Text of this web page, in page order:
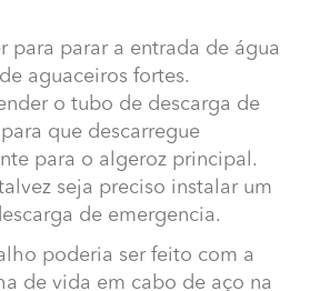
de descarga para
no telhado norte, uma trapeira,
descarrega para uma caleira que
Com aguaceiros fortes, a água
a área de habitação, pelas
à portuguesa. O telhado em si
20 anos e está em bom estado.
para parar a entrada de água
aguaceiros fortes.
o tubo de descarga de
que descarregue
para o algeroz principal.
seja preciso instalar um
de emergencia.
poderia ser feito com a
de vida em cabo de aço na